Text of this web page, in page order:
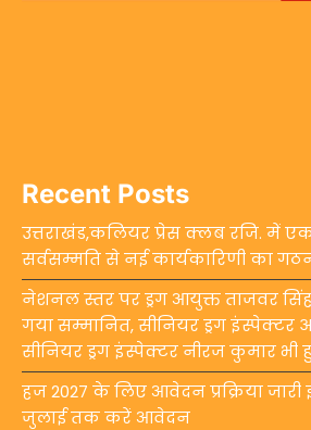
Recent Posts
उत्तराखंड,कलियर प्रेस क्लब रजि. में
सर्वसम्मति से नई कार्यकारिणी का
नेशनल स्तर पर ड्रग आयुक्त ताजवर सिंह
गया सम्मानित, सीनियर ड्रग इंस्पेक्टर
सीनियर ड्रग इंस्पेक्टर नीरज कुमार भी
हज 2027 के लिए आवेदन प्रक्रिया जारी
जुलाई तक करें आवेदन